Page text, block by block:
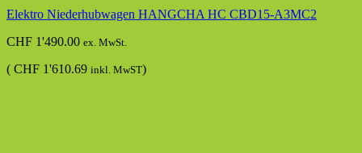
Elektro Niederhubwagen HANGCHA HC CBD15-A3MC2
CHF 1'490.00 ex. MwSt.
( CHF 1'610.69 inkl. MwST)